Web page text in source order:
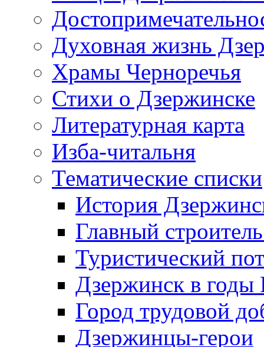
Духовная жизнь
Храмы Черноречья
Стихи о Дзержинске
Литературная карта
Изба-читальня
Тематические списки
История
Главный
Туристический
Дзержинск в
Город трудовой
Дзержинцы-герои